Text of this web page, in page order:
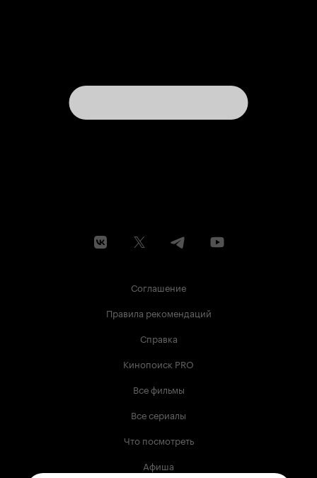
Соглашение
Правила рекомендаций
Справка
Кинопоиск PRO
Все фильмы
Все сериалы
Что посмотреть
Афиша